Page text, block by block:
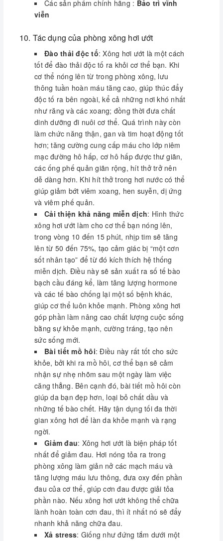
bằng sự khỏe mạnh, cường tráng, tạo nên
Bài tiết mồ hôi: Điều này rất tốt cho sức
khỏe, bởi khi ra mồ hôi, cơ thể bạn sẽ cảm
nhận sự nhẹ nhõm sau một ngày làm việc
căng thẳng. Bên cạnh đó, bài tiết mồ hôi còn
giúp da bạn đẹp hơn, loại bỏ chất dầu và
những tế bào chết. Hãy tận dụng tối đa thời
gian xông hơi để làn da khỏe mạnh và rạng
ngời.
Giảm đau: Xông hơi ướt là biện pháp tốt
nhất để giảm đau. Hơi nóng tỏa ra trong
phòng xông làm giản nở các mạch máu và
tăng lượng máu lưu thông, đưa oxy đến phần
đau của cơ thể, giúp cơn đau được giải tỏa
phần nào. Nếu xông hơi ướt không thể chữa
lành hoàn toàn cơn đau, thì ít nhất nó sẽ đẩy
nhanh khả năng chữa đau.
Xả stress : Giống như đứng tắm dưới một
vòi sen nước ấm trước khi đi ngủ, xông hơi
ướt hay xông hơi khô là một cách tuyệt vời để
thư giãn, giúp tâm trí bạn trở nên nhẹ nhàng,
thư thái; tác động lên hệ thần kinh làm giảm
mệt mỏi về tâm trí, gây cảm giác dễ chịu, làm
bạn ngủ yên, ngủ sâu như là đang được nghỉ
ngơi, sức lực được phục hồi.
Làm đẹp: Thông thoáng lỗ chân lông, bài
tiết các độc tố trong cơ thể . Làn da sẽ mịn
màng, giảm mụn trứng cá, nhờ hơi nước ở
phòng xông hơi ướt , bạn cũng có thể hấp tóc
tại chỗ, sức nóng của hơi nước trong phòng
sẽ làm giãn nở các thớ tóc , mái tóc suôn
mượt.
Vật trang trí sang trọng: Phòng xông hơi
Govern không chỉ mang đến cho gia đình
những giây phút thư giãn thoải mái mà còn là
một đồ vật nội thất trang trí cho không gian
ngôi nhà bạn.
Các sản phẩm chính hãng : Bảo trì vĩnh
viễn
10. Tác dụng của phòng xông hơi ướt
Đào thải độc tố: Xông hơi ướt là một cách
tốt để đào thải độc tố ra khỏi cơ thể bạn. Khi
cơ thể nóng lên từ trong phòng xông, lưu
thông tuần hoàn máu tăng cao, giúp thúc đẩy
độc tố ra bên ngoài, kể cả những nơi khó nhất
như răng và các xoang; đồng thời đưa chất
dinh dưỡng đi nuôi cơ thể. Quá trình này còn
làm chức năng thận, gan và tim hoạt động tốt
hơn; tăng cường cung cấp máu cho lớp niêm
mạc đường hô hấp, cơ hô hấp được thư giãn,
các ống phế quản giãn rộng, hít thở trở nên
dễ dàng hơn. Khi hít thở trong hơi nước có thể
giúp giảm bớt viêm xoang, hen suyễn, dị ứng
và viêm phế quản.
Cải thiện khả năng miễn dịch: Hình thức
xông hơi ướt làm cho cơ thể bạn nóng lên,
trong vòng 10 đến 15 phút, nhịp tim sẽ tăng
lên từ 50 đến 75%, tạo cảm giác bị “một cơn
sốt nhân tạo” để từ đó kích thích hệ thống
miễn dịch. Điều này sẽ sản xuất ra số tế bào
bạch cầu đáng kể, làm tăng lượng hormone
và các tế bào chống lại một số bệnh khác,
giúp cơ thể luôn khỏe mạnh. Phòng xông hơi
góp phần làm nâng cao chất lượng cuộc sống
bằng sự khỏe mạnh, cường tráng, tạo nên
sức sống mới.
Bài tiết mồ hôi: Điều này rất tốt cho sức
khỏe, bởi khi ra mồ hôi, cơ thể bạn sẽ cảm
nhận sự nhẹ nhõm sau một ngày làm việc
căng thẳng. Bên cạnh đó, bài tiết mồ hôi còn
giúp da bạn đẹp hơn, loại bỏ chất dầu và
những tế bào chết. Hãy tận dụng tối đa thời
gian xông hơi để làn da khỏe mạnh và rạng
ngời.
Giảm đau: Xông hơi ướt là biện pháp tốt
nhất để giảm đau. Hơi nóng tỏa ra trong
phòng xông làm giản nở các mạch máu và
tăng lượng máu lưu thông, đưa oxy đến phần
đau của cơ thể, giúp cơn đau được giải tỏa
phần nào. Nếu xông hơi ướt không thể chữa
lành hoàn toàn cơn đau, thì ít nhất nó sẽ đẩy
nhanh khả năng chữa đau.
Xả stress: Giống như đứng tắm dưới một